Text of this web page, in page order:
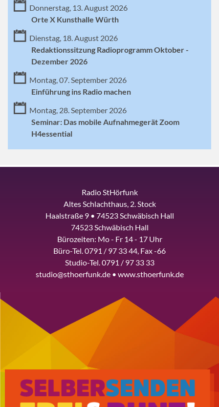
Donnerstag, 13. August 2026
Orte X Kunsthalle Würth
Dienstag, 18. August 2026
Redaktionssitzung Radioprogramm Oktober -
Dezember 2026
Montag, 07. September 2026
Einführung ins Radio machen
Montag, 28. September 2026
Seminar: Das mobile Aufnahmegerät Zoom
H4essential
Radio StHörfunk
Altes Schlachthaus, 2. Stock
Haalstraße 9 • 74523 Schwäbisch Hall
74523 Schwäbisch Hall
Bürozeiten: Mo - Fr 14 - 17 Uhr
Büro-Tel. 0791 / 97 33 44, Fax -66
Studio-Tel. 0791 / 97 33 33
studio@sthoerfunk.de • www.sthoerfunk.de